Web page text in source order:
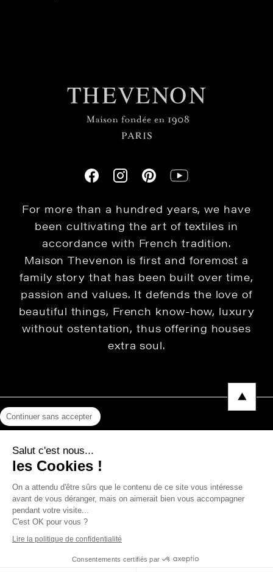
For more than a hundred years, we have
been cultivating the art of textiles in
accordance with French tradition.
Maison Thevenon is first and foremost a
family story that has been built over time,
passion and values. It defends the love of
beautiful things, French know-how, luxury
without ostentation, thus offering houses
extra soul.
Privacy Policy
Press area
Continuer sans accepter
Salut c'est nous...
les Cookies !
On a attendu d'être sûrs que le contenu de ce site vous intéresse
avant de vous déranger, mais on aimerait bien vous accompagner
pendant votre visite...
C'est OK pour vous ?
Lire la politique de confidentialité
Consentements certifiés par